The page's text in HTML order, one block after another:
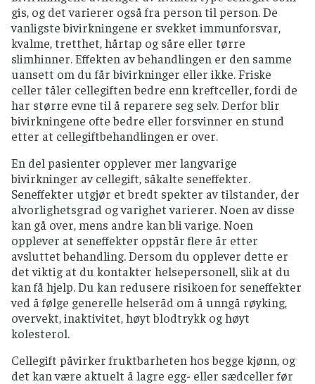
gis, og det varierer også fra person til person. De
vanligste bivirkningene er svekket immunforsvar,
kvalme, tretthet, hårtap og såre eller tørre
slimhinner. Effekten av behandlingen er den samme
uansett om du får bivirkninger eller ikke. Friske
celler tåler cellegiften bedre enn kreftceller, fordi de
har større evne til å reparere seg selv. Derfor blir
bivirkningene ofte bedre eller forsvinner en stund
etter at cellegiftbehandlingen er over.
En del pasienter opplever mer langvarige
bivirkninger av cellegift, såkalte seneffekter.
Seneffekter utgjør et bredt spekter av tilstander, der
alvorlighetsgrad og varighet varierer. Noen av disse
kan gå over, mens andre kan bli varige. Noen
opplever at seneffekter oppstår flere år etter
avsluttet behandling. Dersom du opplever dette er
det viktig at du kontakter helsepersonell, slik at du
kan få hjelp. Du kan redusere risikoen for seneffekter
ved å følge generelle helseråd om å unngå røyking,
overvekt, inaktivitet, høyt blodtrykk og høyt
kolesterol.
Cellegift påvirker fruktbarheten hos begge kjønn, og
det kan være aktuelt å lagre egg- eller sædceller før